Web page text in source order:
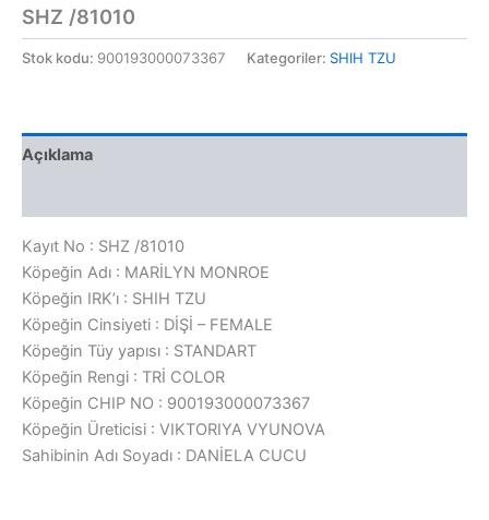
SHZ /81010
Stok kodu: 900193000073367 Kategoriler: SHIH TZU
Açıklama
Kayıt No : SHZ /81010
Köpeğin Adı : MARİLYN MONROE
Köpeğin IRK’ı : SHIH TZU
Köpeğin Cinsiyeti : DİŞİ – FEMALE
Köpeğin Tüy yapısı : STANDART
Köpeğin Rengi : TRİ COLOR
Köpeğin CHIP NO : 900193000073367
Köpeğin Üreticisi : VIKTORIYA VYUNOVA
Sahibinin Adı Soyadı : DANİELA CUCU